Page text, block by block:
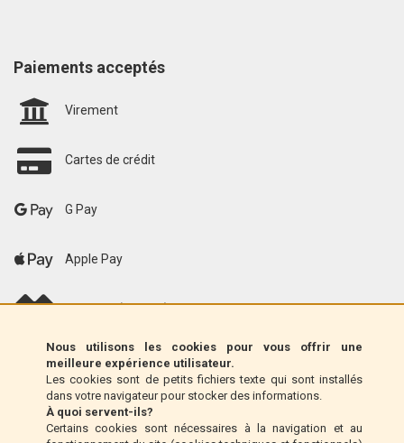
Nous utilisons les cookies pour vous offrir une
meilleure expérience utilisateur.
Les cookies sont de petits fichiers texte qui sont installés
dans votre navigateur pour stocker des informations.
À quoi servent-ils?
Certains cookies sont nécessaires à la navigation et au
Paiements acceptés
Virement
Cartes de crédit
G Pay
Apple Pay
scalapay (EU only)
Klarna (UE uniquement)
Mandat postal (Italie uniquement)